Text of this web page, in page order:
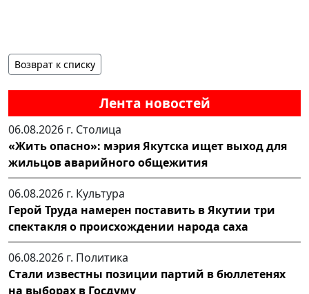
Лента новостей
06.08.2026 г. Столица
«Жить опасно»: мэрия Якутска ищет выход для
жильцов аварийного общежития
06.08.2026 г. Культура
Герой Труда намерен поставить в Якутии три
спектакля о происхождении народа саха
06.08.2026 г. Политика
Стали известны позиции партий в бюллетенях
на выборах в Госдуму
Возврат к списку